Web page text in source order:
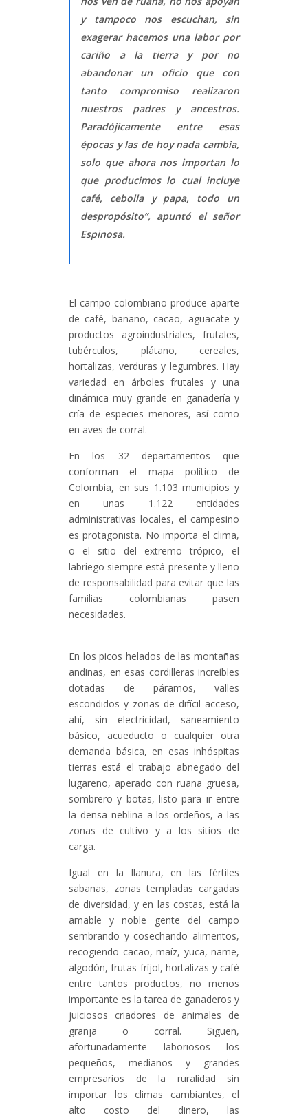
y tampoco nos escuchan, sin
exagerar hacemos una labor por
cariño a la tierra y por no
abandonar un oficio que con
tanto compromiso realizaron
nuestros padres y ancestros.
Paradójicamente entre esas
épocas y las de hoy nada cambia,
solo que ahora nos importan lo
que producimos lo cual incluye
café, cebolla y papa, todo un
despropósito”, apuntó el señor
Espinosa.
El campo colombiano produce aparte
de café, banano, cacao, aguacate y
productos agroindustriales, frutales,
tubérculos, plátano, cereales,
hortalizas, verduras y legumbres. Hay
variedad en árboles frutales y una
dinámica muy grande en ganadería y
cría de especies menores, así como
en aves de corral.
En los 32 departamentos que
conforman el mapa político de
Colombia, en sus 1.103 municipios y
en unas 1.122 entidades
administrativas locales, el campesino
es protagonista. No importa el clima,
o el sitio del extremo trópico, el
labriego siempre está presente y lleno
de responsabilidad para evitar que las
familias colombianas pasen
necesidades.
En los picos helados de las montañas
andinas, en esas cordilleras increíbles
dotadas de páramos, valles
escondidos y zonas de difícil acceso,
ahí, sin electricidad, saneamiento
básico, acueducto o cualquier otra
demanda básica, en esas inhóspitas
tierras está el trabajo abnegado del
lugareño, aperado con ruana gruesa,
sombrero y botas, listo para ir entre
la densa neblina a los ordeños, a las
zonas de cultivo y a los sitios de
carga.
Igual en la llanura, en las fértiles
sabanas, zonas templadas cargadas
de diversidad, y en las costas, está la
amable y noble gente del campo
sembrando y cosechando alimentos,
recogiendo cacao, maíz, yuca, ñame,
algodón, frutas fríjol, hortalizas y café
entre tantos productos, no menos
importante es la tarea de ganaderos y
juiciosos criadores de animales de
granja o corral. Siguen,
afortunadamente laboriosos los
pequeños, medianos y grandes
empresarios de la ruralidad sin
importar los climas cambiantes, el
alto costo del dinero, las